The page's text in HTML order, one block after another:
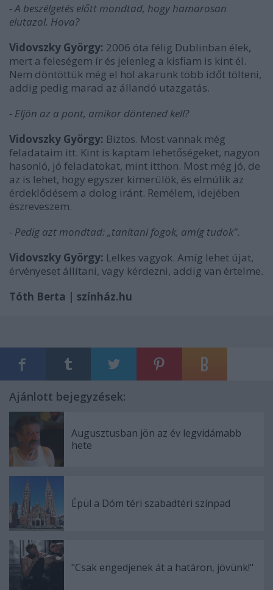
- A beszélgetés előtt mondtad, hogy hamarosan
elutazol. Hova?
Vidovszky György: 2006 óta félig Dublinban élek,
mert a feleségem ír és jelenleg a kisfiam is kint él.
Nem döntöttük még el hol akarunk több időt tölteni,
addig pedig marad az állandó utazgatás.
- Eljön az a pont, amikor döntened kell?
Vidovszky György: Biztos. Most vannak még
feladataim itt. Kint is kaptam lehetőségeket, nagyon
hasonló, jó feladatokat, mint itthon. Most még jó, de
az is lehet, hogy egyszer kimerülök, és elmúlik az
érdeklődésem a dolog iránt. Remélem, idejében
észreveszem.
- Pedig azt mondtad: „tanítani fogok, amíg tudok".
Vidovszky György: Lelkes vagyok. Amíg lehet újat,
érvényeset állítani, vagy kérdezni, addig van értelme.
Tóth Berta | színház.hu
Ajánlott bejegyzések:
Augusztusban jön az év legvidámabb
hete
Épül a Dóm téri szabadtéri színpad
"Csak engedjenek át a határon, jövünk!"